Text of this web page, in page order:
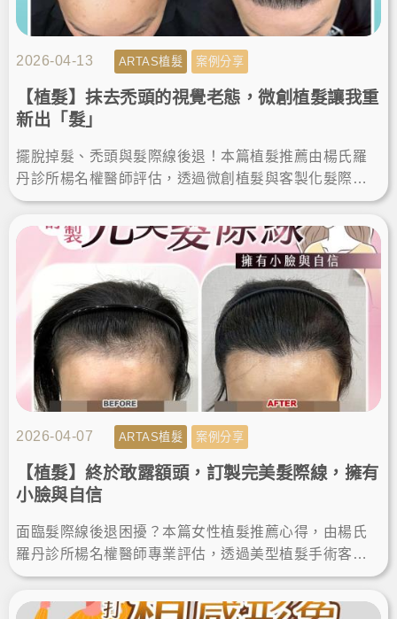
2026-04-13 ARTAS植髮 案例分享
【植髮】抹去禿頭的視覺老態，微創植髮讓我重
新出「髮」
擺脫掉髮、禿頭與髮際線後退！本篇植髮推薦由楊氏羅
丹診所楊名權醫師評估，透過微創植髮與客製化髮際線
設計，解決高額頭植髮需求，術後重獲自然髮量與自
信。
2026-04-07 ARTAS植髮 案例分享
【植髮】終於敢露額頭，訂製完美髮際線，擁有
小臉與自信
面臨髮際線後退困擾？本篇女性植髮推薦心得，由楊氏
羅丹診所楊名權醫師專業評估，透過美型植髮手術客製
化設計髮際線，順利改善高額頭植髮需求。術後找回自
然髮量與自信！